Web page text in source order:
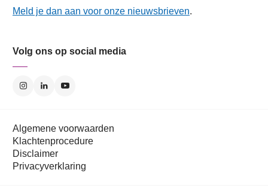
Meld je dan aan voor onze nieuwsbrieven.
Volg ons op social media
Algemene voorwaarden
Klachtenprocedure
Disclaimer
Privacyverklaring